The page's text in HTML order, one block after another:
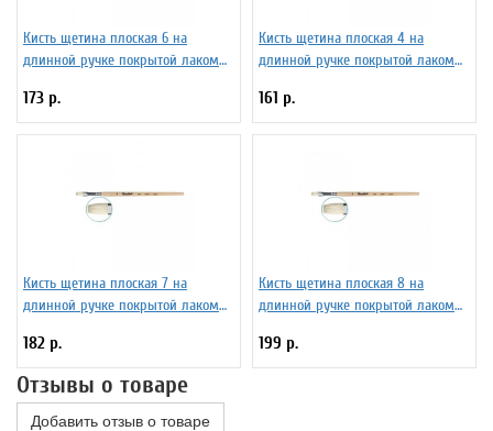
Кисть щетина плоская 6 на
длинной ручке покрытой лаком
173 р.
Кисть щетина плоская 4 на
длинной ручке покрытой лаком
161 р.
Кисть щетина плоская 7 на
длинной ручке покрытой лаком
182 р.
Кисть щетина плоская 8 на
длинной ручке покрытой лаком
199 р.
Отзывы о товаре
Добавить отзыв о товаре